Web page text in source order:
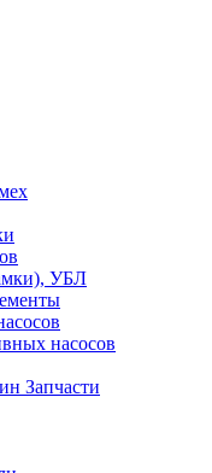
УБЛ
насосов
Запчасти